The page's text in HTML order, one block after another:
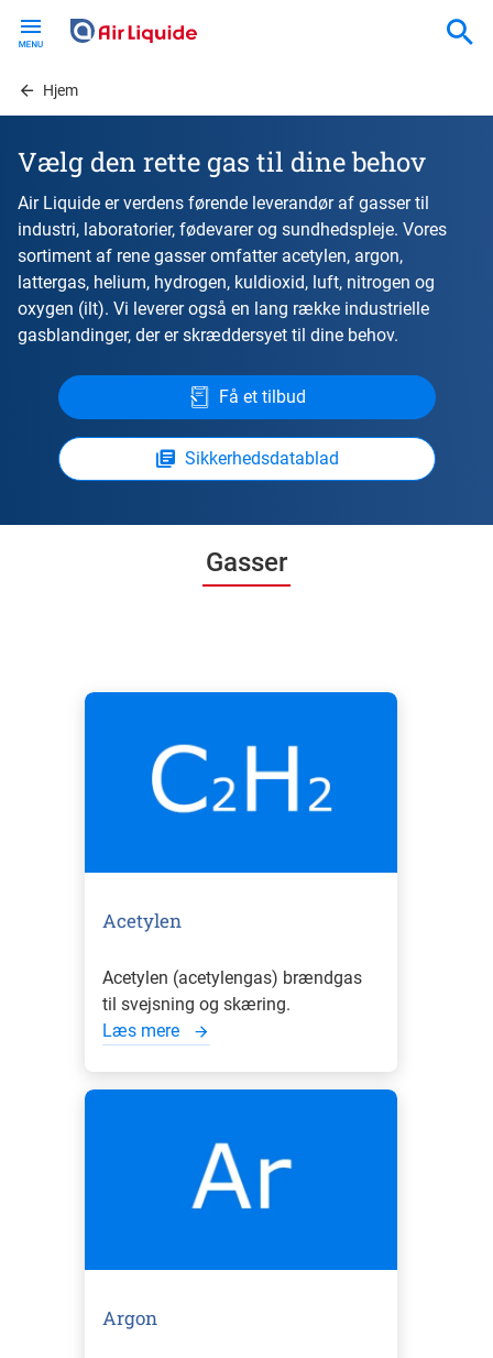
contentHjem
Vælg den rette gas til dine behov
Air Liquide er verdens førende leverandør af gasser til
industri, laboratorier, fødevarer og sundhedspleje. Vores
sortiment af rene gasser omfatter acetylen, argon,
lattergas, helium, hydrogen, kuldioxid, luft, nitrogen og
oxygen (ilt). Vi leverer også en lang række industrielle
gasblandinger, der er skræddersyet til dine behov.
Få et tilbud
Sikkerhedsdatablad
Gasser
Acetylen
Acetylen (acetylengas) brændgas
til svejsning og skæring.
Læs mere
Argon